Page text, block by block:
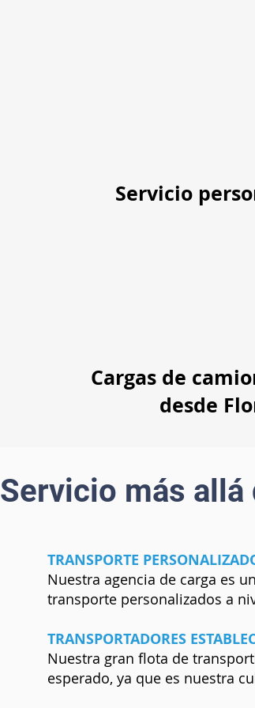
Servicio
Cargas de
desde
Servicio más
TRANSPORTE
Nuestra agencia de carga es
transporte personalizados a
TRANSPORTADORES
Nuestra gran flota de
esperado, ya que es nuestra